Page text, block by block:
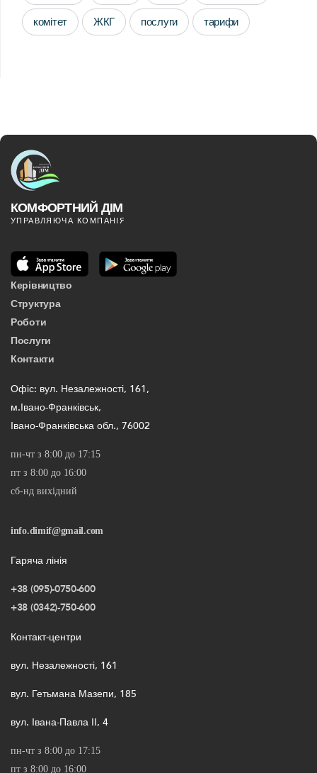
комітет ЖКГ послуги тарифи
Керівництво
Структура
Роботи
Послуги
Контакти
Офіс: вул. Незалежності, 161,
м.Івано-Франківськ,
Івано-Франківська обл., 76002
пн-чт з 8:00 до 17:15
пт з 8:00 до 16:00
сб-нд вихідний
info.dimif@gmail.com
Гаряча лінія
+38 (095)-0750-600
+38 (0342)-750-600
Контакт-центри
вул. Незалежності, 161
вул. Гетьмана Мазепи, 185
вул. Івана-Павла ІІ, 4
пн-чт з 8:00 до 17:15
пт з 8:00 до 16:00